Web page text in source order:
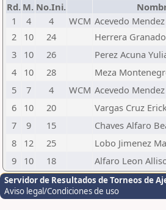
Rd. M. No.Ini.
1
4 4 WCM Acevedo
2
10 24 Herrera
3
10 26 Perez Acuna
4
10 28 Meza
5
7 4 WCM Acevedo
6
10 20 Vargas Cruz
7
9 15 Chaves Alfaro
8
12 25 Lobo Jimenez
9
10 18 Alfaro Leon
Servidor de Resultados de Torneos de
Aviso legal/Condiciones de uso